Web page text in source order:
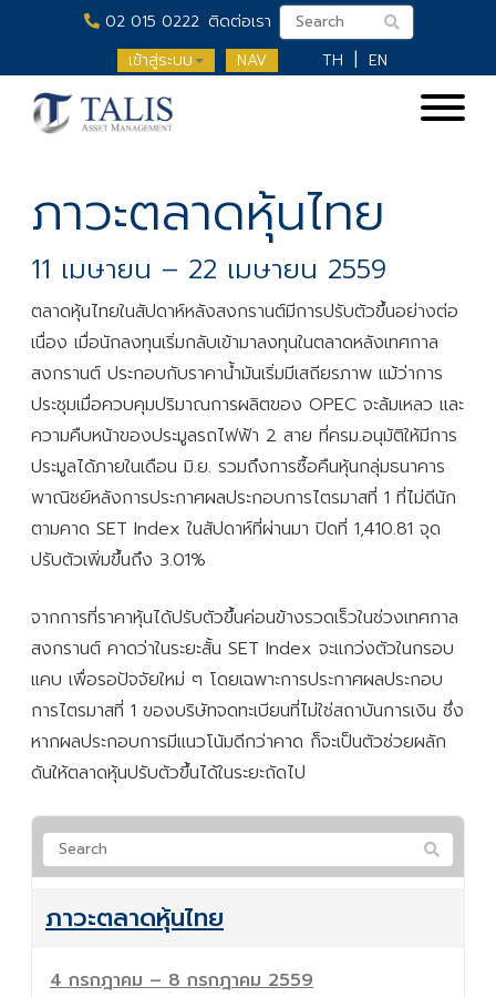
02 015 0222 ติดต่อเรา
เข้าสู่ระบบ
NAV TH EN
ภาวะตลาดหุ้นไทย
11 เมษายน – 22 เมษายน 2559
ตลาดหุ้นไทยในสัปดาห์หลังสงกรานต์มีการปรับตัวขึ้นอย่างต่อ
เนื่อง เมื่อนักลงทุนเริ่มกลับเข้ามาลงทุนในตลาดหลังเทศกาล
สงกรานต์ ประกอบกับราคาน้ำมันเริ่มมีเสถียรภาพ แม้ว่าการ
ประชุมเมื่อควบคุมปริมาณการผลิตของ OPEC จะล้มเหลว และ
ความคืบหน้าของประมูลรถไฟฟ้า 2 สาย ที่ครม.อนุมัติให้มีการ
ประมูลได้ภายในเดือน มิ.ย. รวมถึงการซื้อคืนหุ้นกลุ่มธนาคาร
พาณิชย์หลังการประกาศผลประกอบการไตรมาสที่ 1 ที่ไม่ดีนัก
ตามคาด SET Index ในสัปดาห์ที่ผ่านมา ปิดที่ 1,410.81 จุด
ปรับตัวเพิ่มขึ้นถึง 3.01%
จากการที่ราคาหุ้นได้ปรับตัวขึ้นค่อนข้างรวดเร็วในช่วงเทศกาล
สงกรานต์ คาดว่าในระยะสั้น SET Index จะแกว่งตัวในกรอบ
แคบ เพื่อรอปัจจัยใหม่ ๆ โดยเฉพาะการประกาศผลประกอบ
การไตรมาสที่ 1 ของบริษัทจดทะเบียนที่ไม่ใช่สถาบันการเงิน ซึ่ง
หากผลประกอบการมีแนวโน้มดีกว่าคาด ก็จะเป็นตัวช่วยผลัก
ดันให้ตลาดหุ้นปรับตัวขึ้นได้ในระยะถัดไป
ภาวะตลาดหุ้นไทย
4 กรกฎาคม – 8 กรกฎาคม 2559